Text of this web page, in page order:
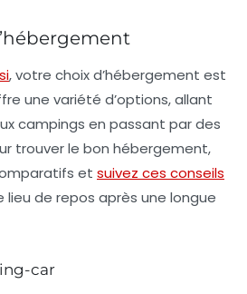
, votre choix d’hébergement est
une variété d’options, allant
campings en passant par des
trouver le bon hébergement,
et suivez ces conseils
lieu de repos après une longue
car